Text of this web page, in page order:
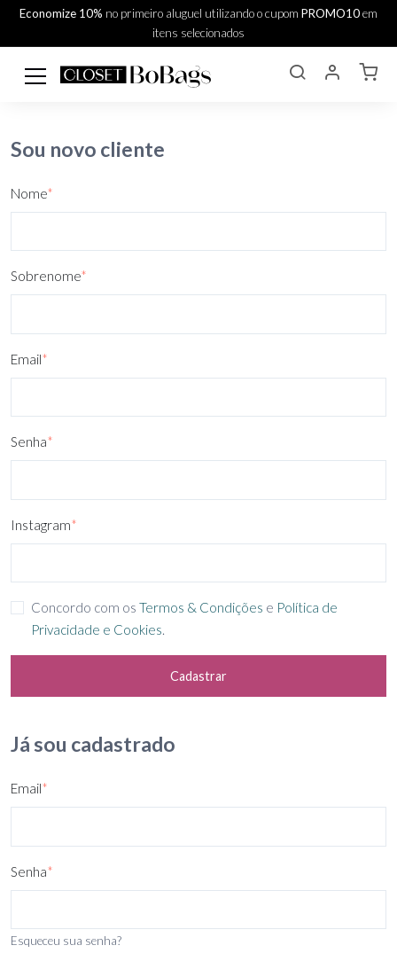
Economize 10% no primeiro aluguel utilizando o cupom PROMO10em
itens selecionados
Sou novo cliente
Nome*
Sobrenome*
Email*
Senha*
Instagram*
Concordo com os Termos & Condições e Política de
Privacidade e Cookies.
Cadastrar
Já sou cadastrado
Email*
Senha*
Esqueceu sua senha?